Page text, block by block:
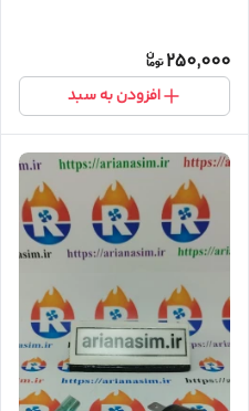
250,000
افزودن به سبد